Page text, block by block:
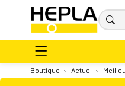
Boutique › Actuel ›